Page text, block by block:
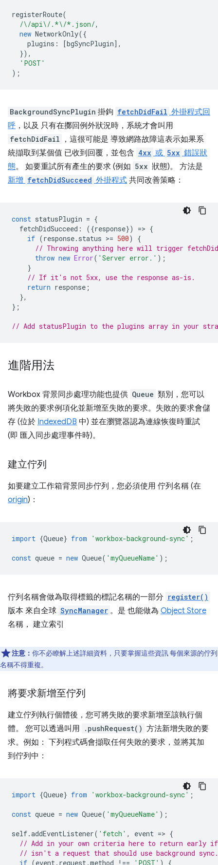
registerRoute(
/\/api\/.*\/*.json/,
new NetworkOnly({
plugins : [bgSyncPlugin],
}),
'POST'
);
BackgroundSyncPlugin 掛鉤 fetchDidFail 外掛程式回
呼 ，以及 只有在擲回例外狀況時，系統才會叫用
fetchDidFail
，這很可能是 導致網路故障這表示如果系
統擷取到某個值 已收到回覆，並包含 4xx 或 5xx 錯誤狀
態。 如要重試所有產生的要求 (例如 5xx 狀態)。 方法是
新增 fetchDidSucceed 外掛程式 共同改善策略：
const statusPlugin = {
fetchDidSucceed : ({response}) => {
if (response. status >= 500)
{
// Throwing anything here will trigger
throw new Error( 'Server error.' );
}
// If it's not 5xx, use the response as-is.
return response ;
},
};
// Add statusPlugin to the plugins array in your
進階用法
Workbox 背景同步處理功能也提供 Queue 類別，您可以
將失敗的要求例項化並新增至失敗的要求。失敗的要求會儲
存 (位於 IndexedDB 中) 並在瀏覽器認為連線恢復時重試
(即 匯入同步處理事件時)。
建立佇列
如要建立工作箱背景同步佇列，您必須使用 佇列名稱 (在
origin)：
import {Queue} from 'workbox-background-sync' ;
const queue = new Queue( 'myQueueName' );
佇列名稱會做為取得標籤的標記名稱的一部分 register()
版本 來自全球 SyncManager 。是 也能做為 Object Store
名稱， 建立索引
注意： 你不必瞭解上述詳細資料，只要掌握這些資訊 每個來源的佇列
名稱不得重複。
將要求新增至佇列
建立佇列執行個體後，您可將失敗的要求新增至該執行個
體。 您可以透過叫用
.pushRequest() 方法新增失敗的要
求。例如： 下列程式碼會擷取任何失敗的要求，並將其加
到佇列中：
import {Queue} from 'workbox-background-sync' ;
const queue = new Queue( 'myQueueName' );
self.addEventListener( 'fetch' , event => {
// Add in your own criteria here to return early
// isn't a request that should use background sync.
if (event . request .method !== 'POST' ) {